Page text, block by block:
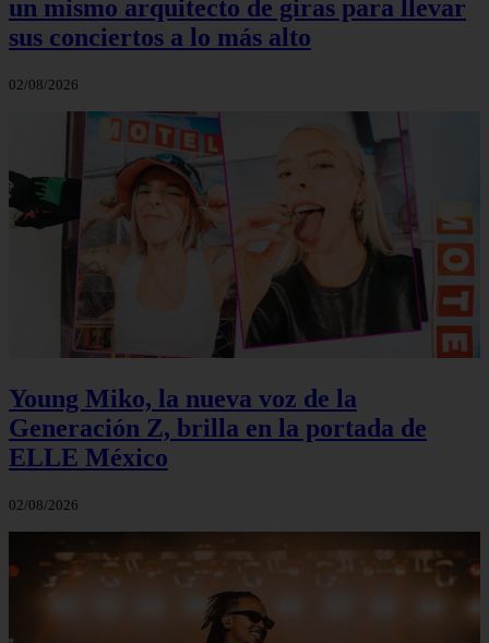
un mismo arquitecto de giras para llevar
sus conciertos a lo más alto
02/08/2026
Young Miko, la nueva voz de la
Generación Z, brilla en la portada de
ELLE México
02/08/2026